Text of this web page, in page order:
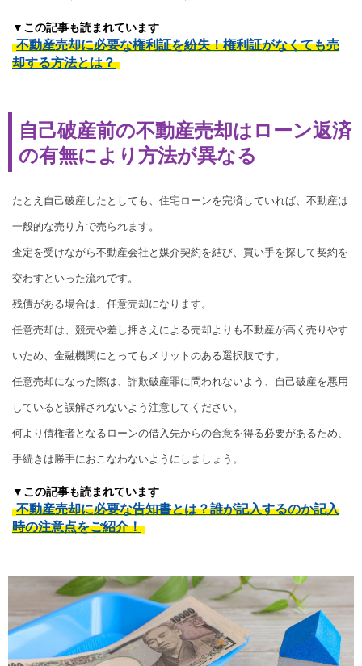
▼この記事も読まれています
不動産売却に必要な権利証を紛失！権利証がなくても売
却する方法とは？
自己破産前の不動産売却はローン返済
の有無により方法が異なる
たとえ自己破産したとしても、住宅ローンを完済していれば、不動産は
一般的な売り方で売られます。
査定を受けながら不動産会社と媒介契約を結び、買い手を探して契約を
交わすといった流れです。
残債がある場合は、任意売却になります。
任意売却は、競売や差し押さえによる売却よりも不動産が高く売りやす
いため、金融機関にとってもメリットのある選択肢です。
任意売却になった際は、詐欺破産罪に問われないよう、自己破産を悪用
していると誤解されないよう注意してください。
何より債権者となるローンの借入先からの合意を得る必要があるため、
手続きは勝手におこなわないようにしましょう。
▼この記事も読まれています
不動産売却に必要な告知書とは？誰が記入するのか記入
時の注意点をご紹介！